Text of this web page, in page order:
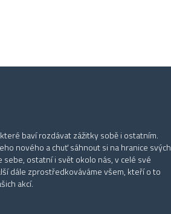
baví rozdávat zážitky sobě i ostatním.
nového a chuť sáhnout si na hranice svých
sebe, ostatní i svět okolo nás, v celé své
dále zprostředkováváme všem, kteří o to
akcí.